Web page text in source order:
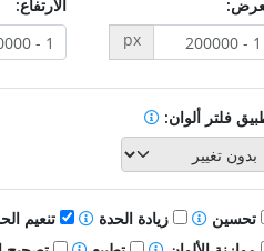
px
الارتفاع:
فلتر ألوان:
تحسين زيادة الحدة تنعيم